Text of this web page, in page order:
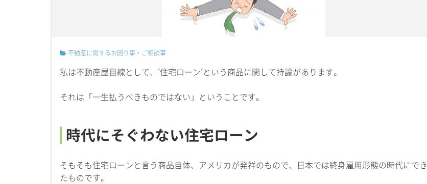
不動産に関するお困り事・ご相談事
私は不動産屋目線として、´住宅ローン´という商品に関して持論があります。
それは「一生払うべきものではない」ということです。
時代にそぐわない住宅ローン
そもそも住宅ローンと言う商品自体、アメリカが発祥のもので、日本では終身雇用形態の時代にでき
たものです。